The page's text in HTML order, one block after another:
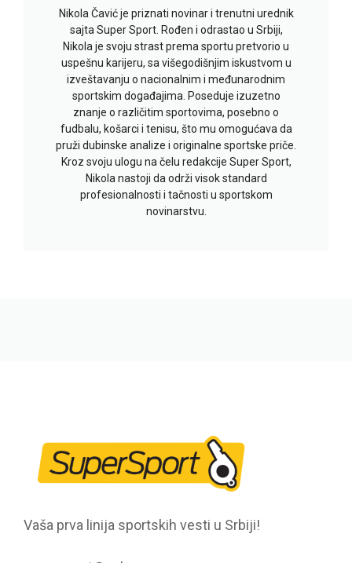
Nikola Čavić je priznati novinar i trenutni urednik
sajta Super Sport. Rođen i odrastao u Srbiji,
Nikola je svoju strast prema sportu pretvorio u
uspešnu karijeru, sa višegodišnjim iskustvom u
izveštavanju o nacionalnim i međunarodnim
sportskim događajima. Poseduje izuzetno
znanje o različitim sportovima, posebno o
fudbalu, košarci i tenisu, što mu omogućava da
pruži dubinske analize i originalne sportske priče.
Kroz svoju ulogu na čelu redakcije Super Sport,
Nikola nastoji da održi visok standard
profesionalnosti i tačnosti u sportskom
novinarstvu.
Vaša prva linija sportskih vesti u Srbiji!